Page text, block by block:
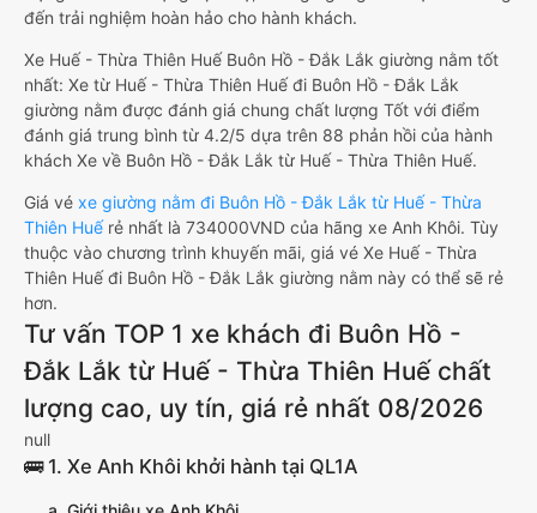
đến trải nghiệm hoàn hảo cho hành khách.
Xe Huế - Thừa Thiên Huế Buôn Hồ - Đắk Lắk giường nằm tốt
nhất: Xe từ Huế - Thừa Thiên Huế đi Buôn Hồ - Đắk Lắk
giường nằm được đánh giá chung chất lượng Tốt với điểm
đánh giá trung bình từ 4.2/5 dựa trên 88 phản hồi của hành
khách Xe về Buôn Hồ - Đắk Lắk từ Huế - Thừa Thiên Huế.
Giá vé xe giường nằm đi Buôn Hồ - Đắk Lắk từ Huế - Thừa
Thiên Huế rẻ nhất là 734000VND của hãng xe Anh Khôi. Tùy
thuộc vào chương trình khuyến mãi, giá vé Xe Huế - Thừa
Thiên Huế đi Buôn Hồ - Đắk Lắk giường nằm này có thể sẽ rẻ
hơn.
Tư vấn TOP 1 xe khách đi Buôn Hồ -
Đắk Lắk từ Huế - Thừa Thiên Huế chất
lượng cao, uy tín, giá rẻ nhất 08/2026
null
🚌 1. Xe Anh Khôi khởi hành tại QL1A